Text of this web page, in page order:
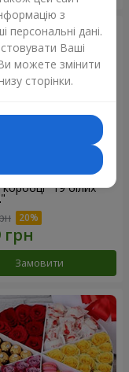
коробці "19 білих
Замовити
з
дані.
Ваші
Ви можете змінити
сторінки.